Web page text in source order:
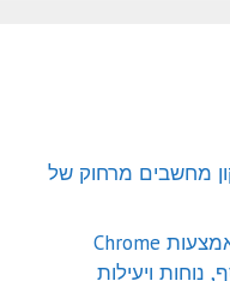
מחשבים מרחוק של
שירות תיקון מחשבים מרחוק באמצעות Chrome